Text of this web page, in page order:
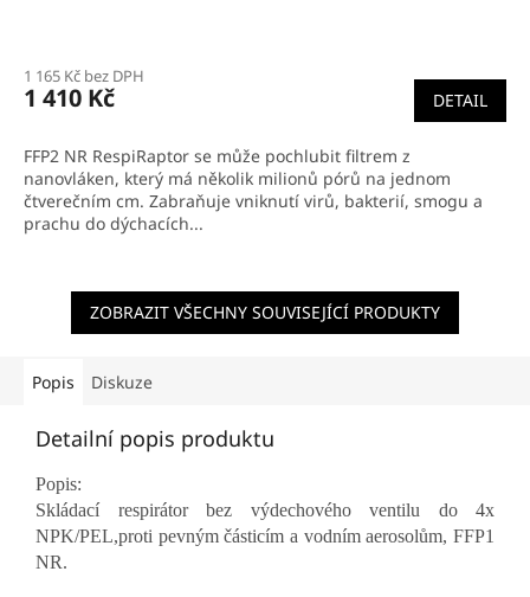
1 165 Kč bez DPH
1 410 Kč DETAIL
FFP2 NR RespiRaptor se může pochlubit filtrem z
nanovláken, který má několik milionů pórů na jednom
čtverečním cm. Zabraňuje vniknutí virů, bakterií, smogu a
prachu do dýchacích...
ZOBRAZIT VŠECHNY SOUVISEJÍCÍ PRODUKTY
Popis Diskuze
Detailní popis produktu
Popis:
Skládací respirátor bez výdechového ventilu do 4x
NPK/PEL,proti pevným částicím a vodním aerosolům, FFP1
NR.